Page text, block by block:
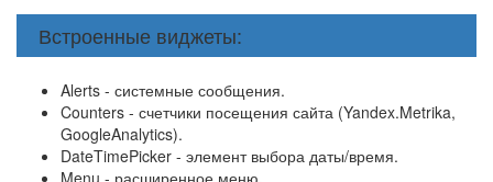
Встроенные виджеты:
Alerts - системные сообщения.
Counters - счетчики посещения сайта (Yandex.Metrika,
GoogleAnalytics).
DateTimePicker - элемент выбора даты/время.
Menu - расширенное меню.